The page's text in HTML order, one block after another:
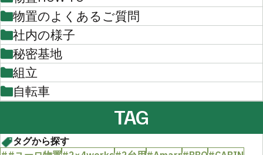
物置のよくあるご質問
社内の様子
秘密基地
組立
自転車
TAG
タグから探す